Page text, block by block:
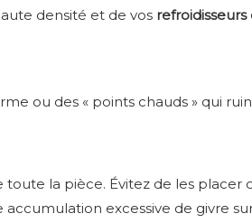
densité et de vos refroidisseurs
ou des « points chauds » qui
la pièce. Évitez de les placer
excessive de givre